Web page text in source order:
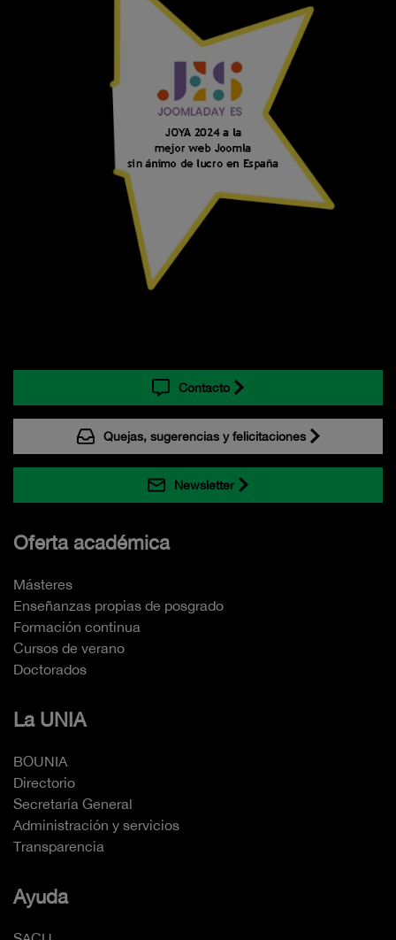
Contacto
Quejas, sugerencias y felicitaciones
Newsletter
Oferta académica
Másteres
Enseñanzas propias de posgrado
Formación continua
Cursos de verano
Doctorados
La UNIA
BOUNIA
Directorio
Secretaría General
Administración y servicios
Transparencia
Ayuda